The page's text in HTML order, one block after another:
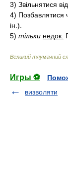
3) Звільнятися
4) Позбавлятися
ін.).
5) тільки недок.
Великий тлумачний
Игры ⚽
визволяти